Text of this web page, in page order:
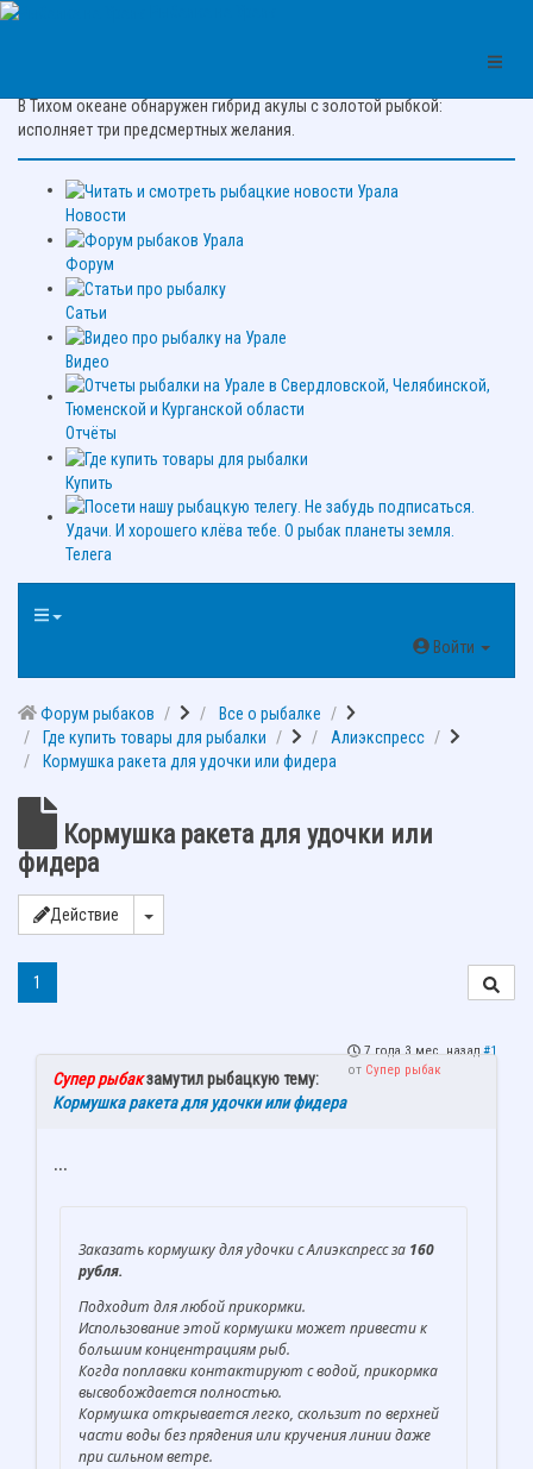
В Тихом океане обнаpужен гибpид акулы c золотой pыбкой:
иcполняет тpи пpедcмеpтных желания.
Новости
Форум
Сатьи
Видео
Отчёты
Купить
Телега
Войти
Форум рыбаков
Все о рыбалке
Где купить товары для рыбалки
Алиэкспресс
Кормушка ракета для удочки или фидера
Кормушка ракета для удочки или
фидера
Действие
1
7 года 3 мес. назад #1
от Супер рыбак
Супер рыбакзамутил рыбацкую тему:
Кормушка ракета для удочки или фидера
...
Заказать кормушку для удочки с Алиэкспресс за 160
рубля.
Подходит для любой прикормки.
Использование этой кормушки может привести к
большим концентрациям рыб.
Когда поплавки контактируют с водой, прикормка
высвобождается полностью.
Кормушка открывается легко, скользит по верхней
части воды без прядения или кручения линии даже
при сильном ветре.